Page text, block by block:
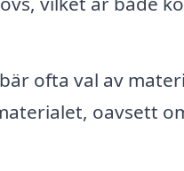
ofta val av
oavsett